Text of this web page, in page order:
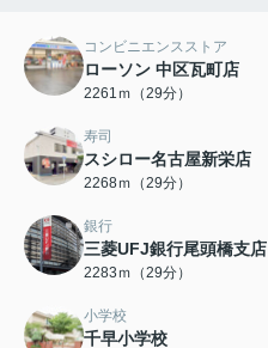
コンビニエンスストア
ローソン 中区瓦町店
2261ｍ（29分）
寿司
スシロー名古屋新栄店
2268ｍ（29分）
銀行
三菱UFJ銀行尾頭橋支店
2283ｍ（29分）
小学校
千早小学校